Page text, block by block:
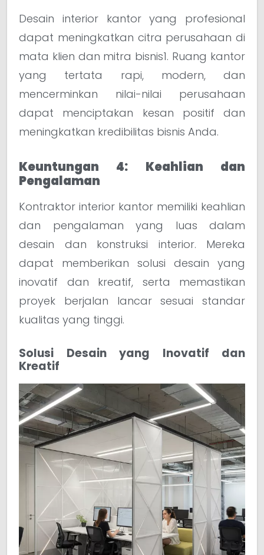
Desain interior kantor yang profesional
dapat meningkatkan citra perusahaan di
mata klien dan mitra bisnis1. Ruang kantor
yang tertata rapi, modern, dan
mencerminkan nilai-nilai perusahaan
dapat menciptakan kesan positif dan
meningkatkan kredibilitas bisnis Anda.
Keuntungan 4: Keahlian dan
Pengalaman
Kontraktor interior kantor memiliki keahlian
dan pengalaman yang luas dalam
desain dan konstruksi interior. Mereka
dapat memberikan solusi desain yang
inovatif dan kreatif, serta memastikan
proyek berjalan lancar sesuai standar
kualitas yang tinggi.
Solusi Desain yang Inovatif dan
Kreatif